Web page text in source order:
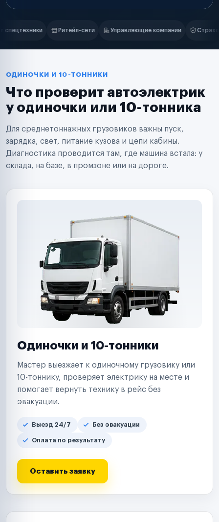
Нам доверяют
Управляющие компании Страховые компании B2B-
Маркетплейсы
Таксопарки
Автодилеры
Поставщики запчастей
Аренда спецтехники
Ремонт спецтехники
Ритейл-сети
Управляющие компании
Страховые компании
ОДИНОЧКИ И 10-ТОННИКИ
Что проверит автоэлектрик
у одиночки или 10-тонника
Для среднетоннажных грузовиков важны пуск,
зарядка, свет, питание кузова и цепи кабины.
Диагностика проводится там, где машина встала: у
склада, на базе, в промзоне или на дороге.
Одиночки и 10-тонники
Мастер выезжает к одиночному грузовику или
10-тоннику, проверяет электрику на месте и
помогает вернуть технику в рейс без
эвакуации.
Выезд 24/7 Без эвакуации
Оплата по результату
Оставить заявку